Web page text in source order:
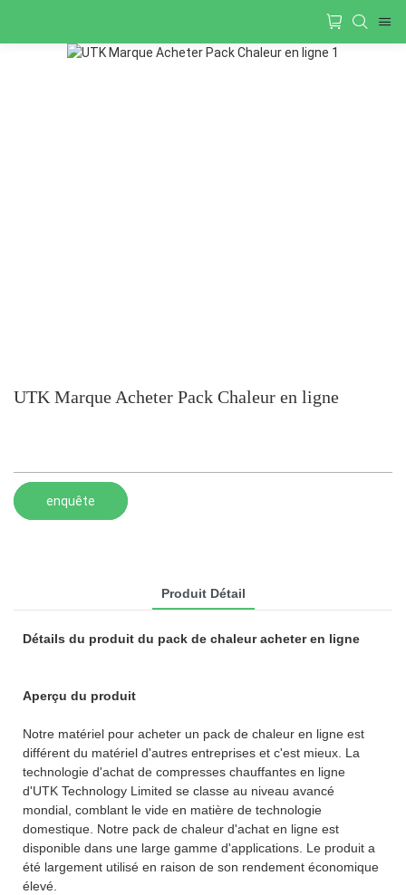
UTK Marque Acheter Pack Chaleur en ligne
enquête
Produit Détail
Détails du produit du pack de chaleur acheter en ligne
Aperçu du produit
Notre matériel pour acheter un pack de chaleur en ligne est
différent du matériel d'autres entreprises et c'est mieux. La
technologie d'achat de compresses chauffantes en ligne
d'UTK Technology Limited se classe au niveau avancé
mondial, comblant le vide en matière de technologie
domestique. Notre pack de chaleur d'achat en ligne est
disponible dans une large gamme d'applications. Le produit a
été largement utilisé en raison de son rendement économique
élevé.